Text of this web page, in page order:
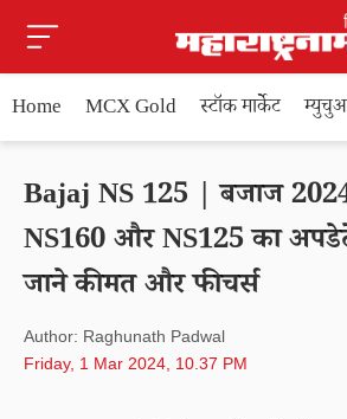
Home MCX Gold स्टॉक मार्केट
Bajaj NS 125 | बजाज
NS160 और NS125 का
जाने कीमत और फीचर्स
Author: Raghunath Padwal
Friday, 1 Mar 2024, 10.37 PM